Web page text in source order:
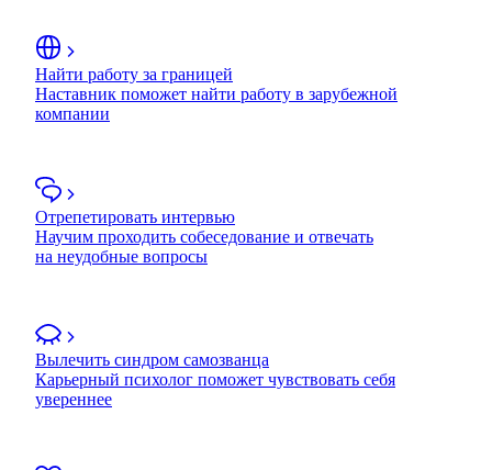
Найти работу за границей
Наставник поможет найти работу в зарубежной
компании
Отрепетировать интервью
Научим проходить собеседование и отвечать
на неудобные вопросы
Вылечить синдром самозванца
Карьерный психолог поможет чувствовать себя
увереннее